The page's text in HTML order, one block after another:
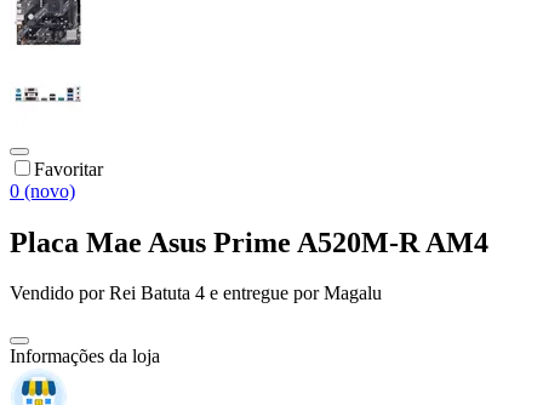
Favoritar
0 (novo)
Placa Mae Asus Prime A520M-R AM4
Vendido porRei Batuta 4 e entregue por Magalu
Informações da loja